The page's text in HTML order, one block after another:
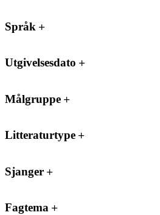
Språk
Utgivelsesdato
Målgruppe
Litteraturtype
Sjanger
Fagtema